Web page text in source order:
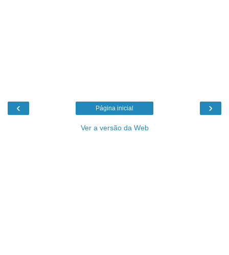
‹ ›
Página inicial
Ver a versão da Web